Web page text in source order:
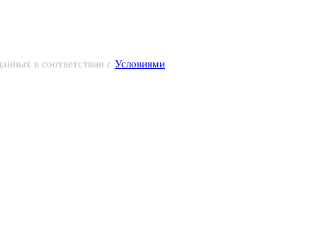
в соответствии с Условиями